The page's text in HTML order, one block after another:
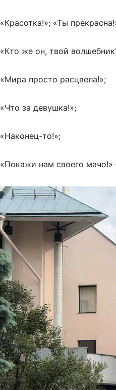
«Красотка!»; «Ты
«Кто же он, твой
«Мира просто расцвела!»;
«Что за девушка!»;
«Наконец-то!»;
«Покажи нам своего